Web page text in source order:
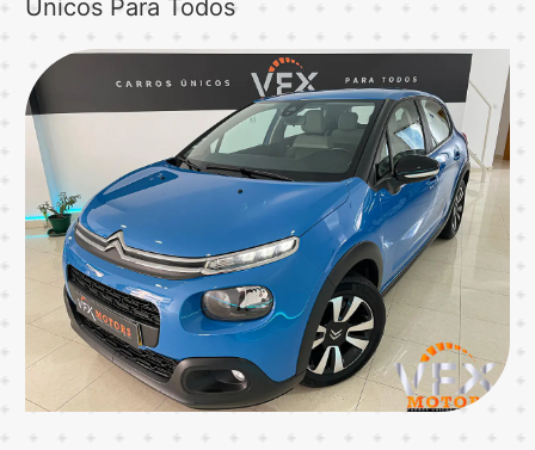
Únicos Para Todos